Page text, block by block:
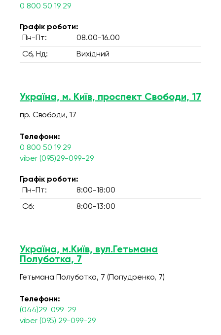
0 800 50 19 29
Графік роботи:
Пн-Пт:
08.00-16.00
Сб, Нд: Вихідний
Україна, м. Київ, проспект Свободи, 17
пр. Свободи, 17
Телефони:
0 800 50 19 29
viber (095)29-099-29
Графік роботи:
Пн-Пт:
8:00-18:00
Сб: 8:00-13:00
Україна, м.Київ, вул.Гетьмана
Полуботка, 7
Гетьмана Полуботка, 7 (Попудренко, 7)
Телефони:
(044)29-099-29
viber (095) 29-099-29